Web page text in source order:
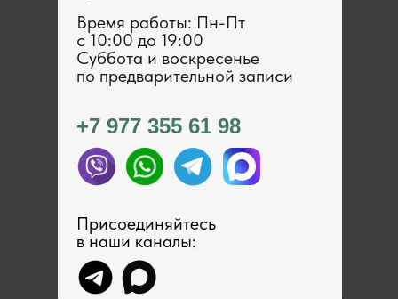
+7 977 355 61 98
Время работы: Пн-Пт
с 1 0:00 до 19:00
Суббота и воскресенье
по предварительной записи
Присоединяйтесь
в наши каналы: